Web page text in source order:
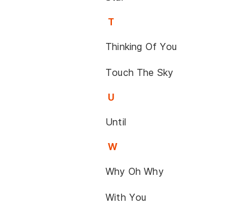
T
Thinking Of You
Touch The Sky
U
Until
W
Why Oh Why
With You